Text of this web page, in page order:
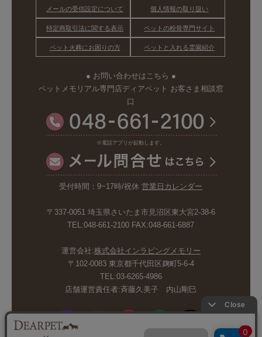
メールの受信設定について 個人情報の取り扱い
特定商取引法に関する表示 ペットの粉骨専門サイト
ペット火葬にお困りの方 ペットと入れる霊園紹介
● お問い合わせはこちら ●
ペットメモリアル専門店ディアペット お客さま相談窓
口
※電話アプリが起動します。
受付時間：9~17時/祝休営業日カレンダー
〒337-0051 埼玉県さいたま市見沼区東大宮2-38-6
TEL:048-661-2100 FAX:048-661-6887
運営会社:株式会社インラビングメモリー
〒102-0083 東京都千代田区麹町5-6-4
TEL:03-6265-4986
店舗運営責任者:斉藤久美子 内山剛巳